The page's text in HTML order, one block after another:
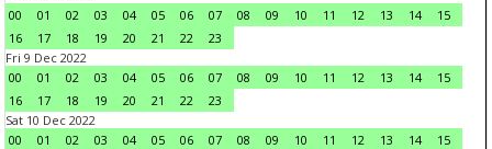
00
01 02 03 04 05 06 07 08 09 10 11 12 13 14
15
16
17 18 19 20 21 22
23
Fri 9 Dec 2022
00
01 02 03 04 05 06 07 08 09 10 11 12 13 14
15
16
17 18 19 20 21 22
23
Sat 10 Dec 2022
00
01 02 03 04 05 06 07 08 09 10 11 12 13 14
15